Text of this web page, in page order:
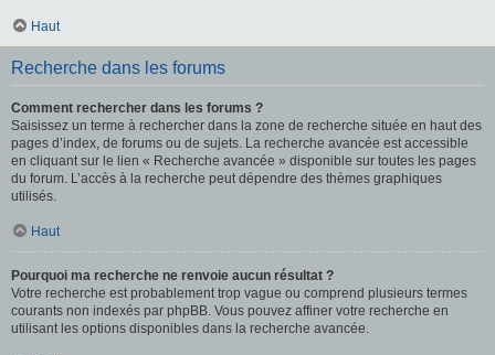
Haut
Recherche dans les forums
Comment rechercher dans les forums ?
Saisissez un terme à rechercher dans la zone de recherche située en haut des
pages d’index, de forums ou de sujets. La recherche avancée est accessible
en cliquant sur le lien « Recherche avancée » disponible sur toutes les pages
du forum. L’accès à la recherche peut dépendre des thèmes graphiques
utilisés.
Haut
Pourquoi ma recherche ne renvoie aucun résultat ?
Votre recherche est probablement trop vague ou comprend plusieurs termes
courants non indexés par phpBB. Vous pouvez affiner votre recherche en
utilisant les options disponibles dans la recherche avancée.